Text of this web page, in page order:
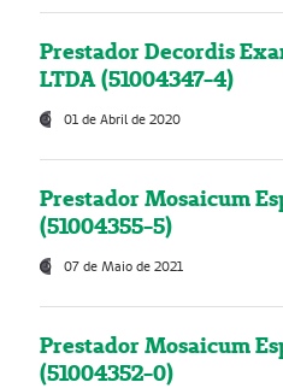
Prestador Decordis
LTDA (51004347-4)
01 de Abril de 2020
Prestador Mosaicum
(51004355-5)
07 de Maio de 2021
Prestador Mosaicum
(51004352-0)